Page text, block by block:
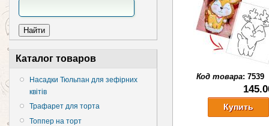
Каталог товаров
Насадки Тюльпан для зефірних
квітів
Трафарет для торта
Топпер на торт
Код товара: 7539